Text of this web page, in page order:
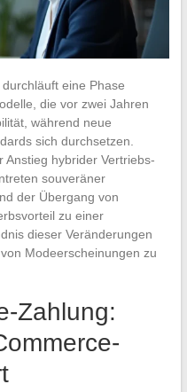
eine Phase
die vor zwei Jahren
während neue
sich durchsetzen.
hybrider Vertriebs-
souveräner
der Übergang von
zu einer
dieser Veränderungen
Modeerscheinungen zu
Zahlung: